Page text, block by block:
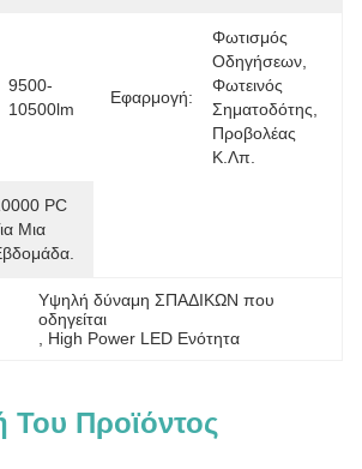
9500-
10500lm
Εφαρμογή:
Φωτισμός
Οδηγήσεων,
Φωτεινός
Σηματοδότης,
Προβολέας
Κ.λπ.
PC
Μια
Υψηλή δύναμη ΣΠΑΔΙΚΩΝ που
οδηγείται
High Power LED Ενότητα
Του Προϊόντος